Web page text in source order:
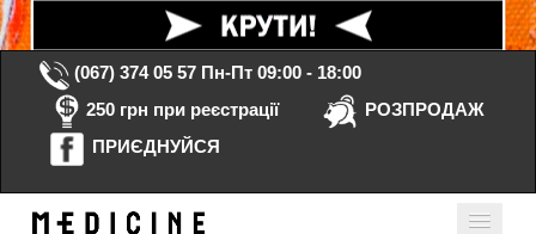
(067) 374 05 57 Пн-Пт 09:00 - 18:00
250 грн при реєстрації
РОЗПРОДАЖ
ПРИЄДНУЙСЯ